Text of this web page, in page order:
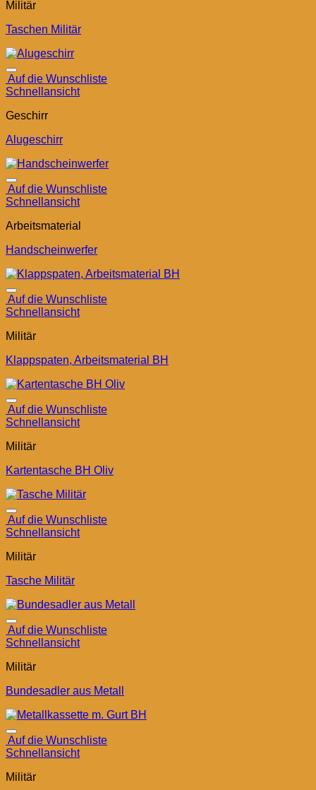
Militär
Taschen Militär
Auf die Wunschliste
Schnellansicht
Geschirr
Alugeschirr
Auf die Wunschliste
Schnellansicht
Arbeitsmaterial
Handscheinwerfer
Auf die Wunschliste
Schnellansicht
Militär
Klappspaten, Arbeitsmaterial BH
Auf die Wunschliste
Schnellansicht
Militär
Kartentasche BH Oliv
Auf die Wunschliste
Schnellansicht
Militär
Tasche Militär
Auf die Wunschliste
Schnellansicht
Militär
Bundesadler aus Metall
Auf die Wunschliste
Schnellansicht
Militär